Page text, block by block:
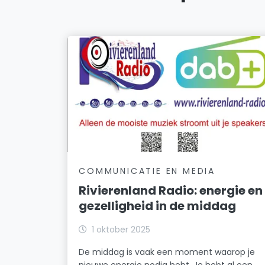
COMMUNICATIE EN MEDIA
Rivierenland Radio: energie en
gezelligheid in de middag
1 oktober 2025
De middag is vaak een moment waarop je